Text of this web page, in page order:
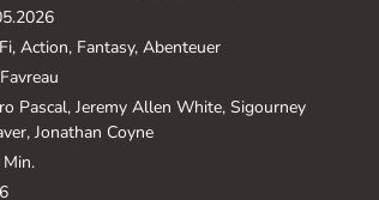
Action, Fantasy, Abenteuer
Pascal, Jeremy Allen White, Sigourney
Jonathan Coyne